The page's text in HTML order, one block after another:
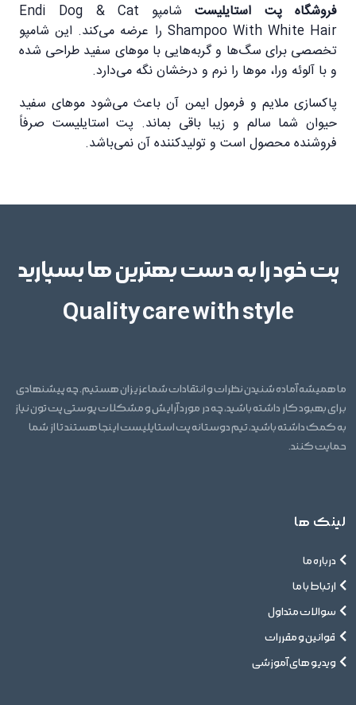
فروشگاه پت استایلیست
شامپو Endi Dog & Cat
Shampoo With White Hair را عرضه می‌کند. این شامپو
تخصصی برای سگ‌ها و گربه‌هایی با موهای سفید طراحی شده
و با آلوئه ورا، موها را نرم و درخشان نگه می‌دارد.
پاکسازی ملایم و فرمول ایمن آن باعث می‌شود موهای سفید
حیوان شما سالم و زیبا باقی بماند. پت استایلیست صرفاً
فروشنده محصول است و تولیدکننده آن نمی‌باشد.
پت خود را به دست بهترین ها بسپارید
Quality care with style
ما همیشه آماده شنیدن نظرات و انتقادات شما عزیزان هستیم. چه پیشنهادی
برای بهبود کار داشته باشید، چه در مورد آرایش و مشکلات پوستی پت تون نیاز
به کمک داشته باشید، تیم دوستانه پت استایلیست اینجا هستند تا از شما
حمایت کنند.
لینک ها
درباره ما
ارتباط با ما
سوالات متداول
قوانین و مقررات
ویدیو های آموزشی